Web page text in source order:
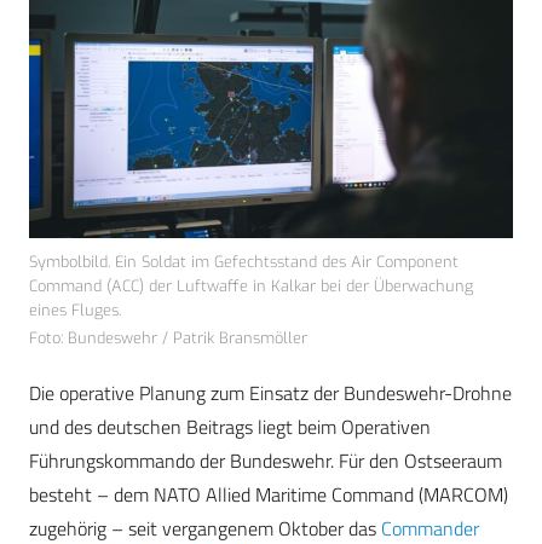
Symbolbild. Ein Soldat im Gefechtsstand des Air Component
Command (ACC) der Luftwaffe in Kalkar bei der Überwachung
eines Fluges.
Foto: Bundeswehr / Patrik Bransmöller
Die operative Planung zum Einsatz der Bundeswehr-Drohne
und des deutschen Beitrags liegt beim Operativen
Führungskommando der Bundeswehr. Für den Ostseeraum
besteht – dem NATO Allied Maritime Command (MARCOM)
zugehörig – seit vergangenem Oktober das Commander